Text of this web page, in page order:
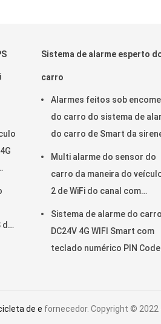
do
Sistema de alarme esperto
carro
Alarmes feitos sob
do carro do sistema de
do carro de Smart da
Multi alarme do sensor do
carro da maneira do
2 de WiFi do canal com
Sistema de alarme do
DC24V 4G WIFI Smart com
teclado numérico PIN Code
de e fornecedor. Copyright © 2022